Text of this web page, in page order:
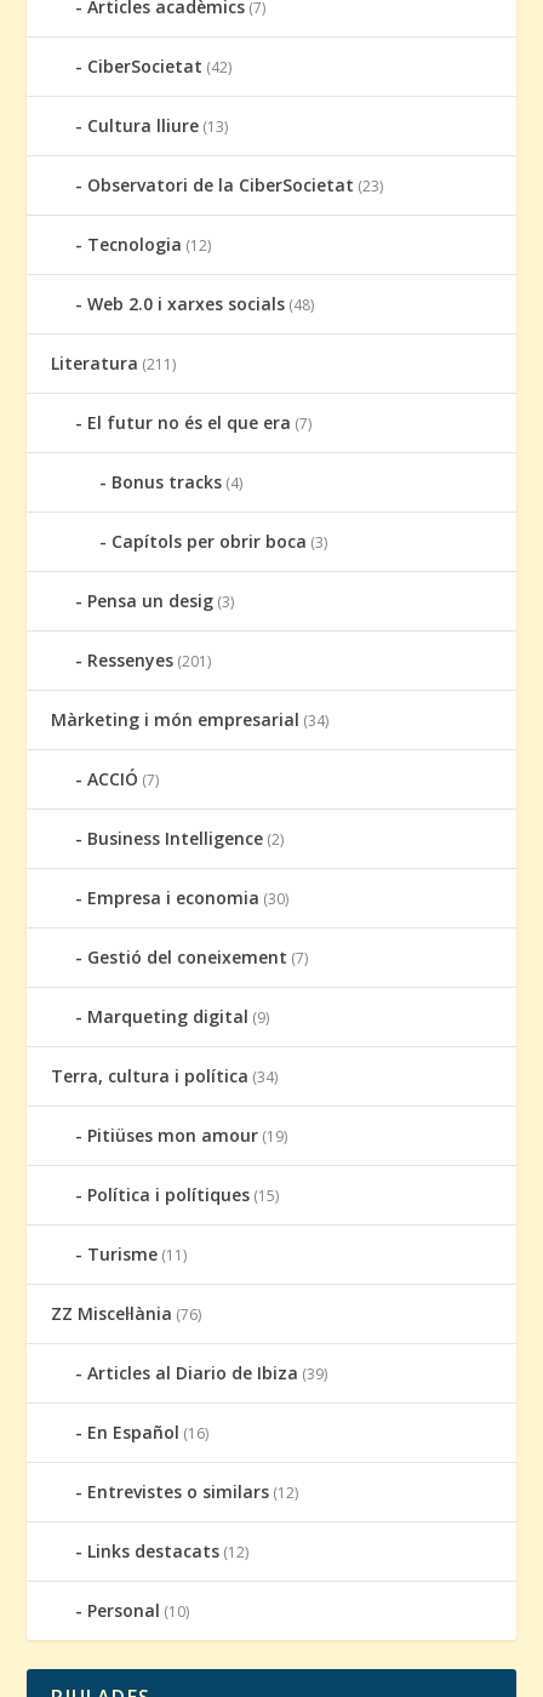
Articles acadèmics (7)
CiberSocietat (42)
Cultura lliure (13)
Observatori de la CiberSocietat (23)
Tecnologia (12)
Web 2.0 i xarxes socials (48)
Literatura (211)
El futur no és el que era (7)
Bonus tracks (4)
Capítols per obrir boca (3)
Pensa un desig (3)
Ressenyes (201)
Màrketing i món empresarial (34)
ACCIÓ (7)
Business Intelligence (2)
Empresa i economia (30)
Gestió del coneixement (7)
Marqueting digital (9)
Terra, cultura i política (34)
Pitiüses mon amour (19)
Política i polítiques (15)
Turisme (11)
ZZ Miscel·lània (76)
Articles al Diario de Ibiza (39)
En Español (16)
Entrevistes o similars (12)
Links destacats (12)
Personal (10)